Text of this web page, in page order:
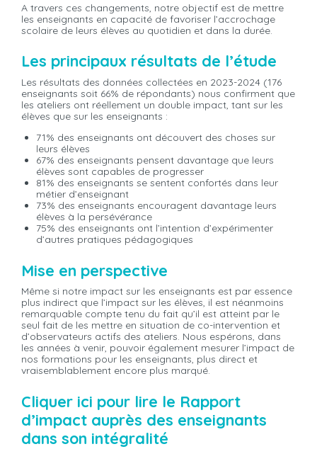
A travers ces changements, notre objectif est de mettre
les enseignants en capacité de favoriser l’accrochage
scolaire de leurs élèves au quotidien et dans la durée.
Les principaux résultats de l’étude
Les résultats des données collectées en 2023-2024 (176
enseignants soit 66% de répondants) nous confirment que
les ateliers ont réellement un double impact, tant sur les
élèves que sur les enseignants :
71% des enseignants ont découvert des choses sur
leurs élèves
67% des enseignants pensent davantage que leurs
élèves sont capables de progresser
81% des enseignants se sentent confortés dans leur
métier d’enseignant
73% des enseignants encouragent davantage leurs
élèves à la persévérance
75% des enseignants ont l’intention d’expérimenter
d’autres pratiques pédagogiques
Mise en perspective
Même si notre impact sur les enseignants est par essence
plus indirect que l’impact sur les élèves, il est néanmoins
remarquable compte tenu du fait qu’il est atteint par le
seul fait de les mettre en situation de co-intervention et
d’observateurs actifs des ateliers. Nous espérons, dans
les années à venir, pouvoir également mesurer l’impact de
nos formations pour les enseignants, plus direct et
vraisemblablement encore plus marqué.
Cliquer ici pour lire le Rapport
d’impact auprès des enseignants
dans son intégralité